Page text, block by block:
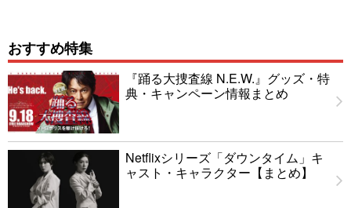
おすすめ特集
『踊る大捜査線 N.E.W.』グッズ・特
典・キャンペーン情報まとめ
Netflixシリーズ「ダウンタイム」キ
ャスト・キャラクター【まとめ】